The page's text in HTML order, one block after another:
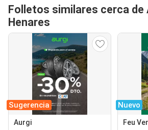
Folletos similares cerca de
Henares
Sugerencia
Aurgi
Nuevo
Feu